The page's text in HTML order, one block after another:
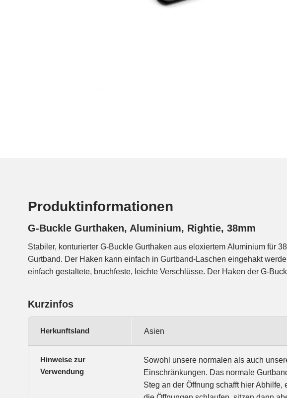
Produktinformationen
G-Buckle Gurthaken, Aluminium, Rightie, 38mm
Stabiler, konturierter G-Buckle Gurthaken aus eloxiertem Aluminium für
Gurtband. Der Haken kann einfach in Gurtband-Laschen eingehakt
einfach gestaltete, bruchfeste, leichte Verschlüsse. Der Haken der G-
links ausgerichtet, wir also von rechts eingehakt. Das Gurtband
Kurzinfos
Herkunftsland Asien
Hinweise zur
Verwendung
Sowohl unsere normalen als auch
Einschränkungen. Das normale
Steg an der Öffnung schafft hier